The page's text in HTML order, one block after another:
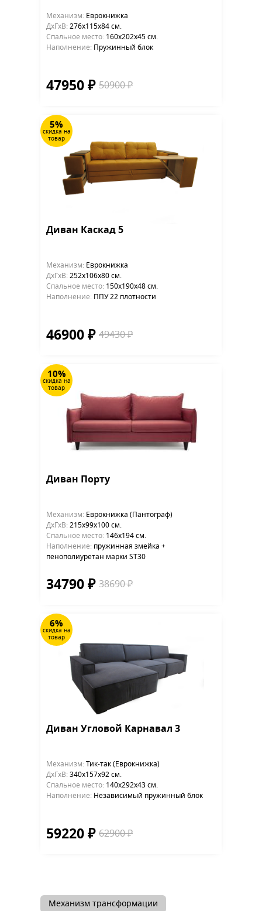
Механизм: Еврокнижка
ДхГхВ: 276х115x84 см.
Cпальное место: 160х202х45 см.
Наполнение: Пружинный блок
47950 ₽ 50900 ₽
5%
скидка на
товар
Диван Каскад 5
Механизм: Еврокнижка
ДхГхВ: 252х106x80 см.
Cпальное место: 150х190х48 см.
Наполнение: ППУ 22 плотности
46900 ₽ 49430 ₽
10%
скидка на
товар
Диван Порту
Механизм: Еврокнижка (Пантограф)
ДхГхВ: 215х99x100 см.
Cпальное место: 146x194 см.
Наполнение: пружинная змейка +
пенополиуретан марки ST30
34790 ₽ 38690 ₽
6%
скидка на
товар
Диван Угловой Карнавал 3
Механизм: Тик-так (Еврокнижка)
ДхГхВ: 340х157x92 см.
Cпальное место: 140х292х43 см.
Наполнение: Независимый пружинный блок
59220 ₽ 62900 ₽
Механизм трансформации